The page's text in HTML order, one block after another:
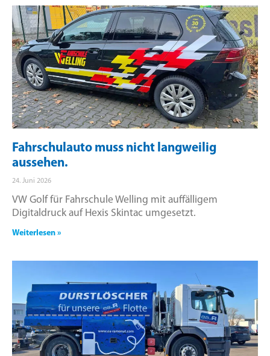
Fahrschulauto muss nicht langweilig
aussehen.
24. Juni 2026
VW Golf für Fahrschule Welling mit auffälligem
Digitaldruck auf Hexis Skintac umgesetzt.
Weiterlesen »